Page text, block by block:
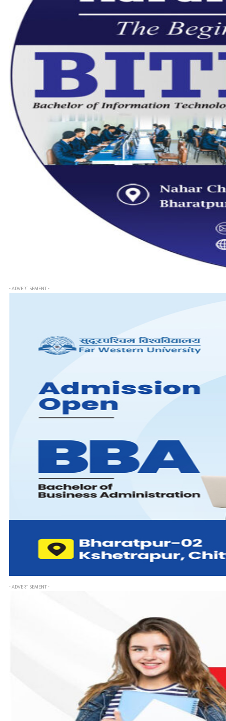
- ADVERTISEMENT -
- ADVERTISEMENT -